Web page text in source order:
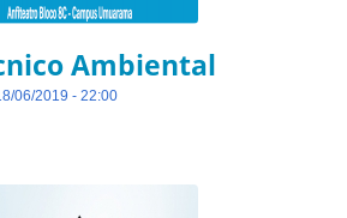
Ambiental
06/2019 - 22:00